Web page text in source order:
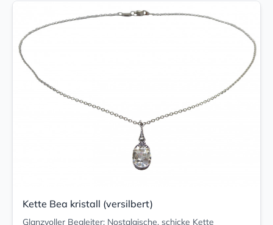
Kette Bea kristall (versilbert)
Glanzvoller Begleiter: Nostalgische, schicke Kette